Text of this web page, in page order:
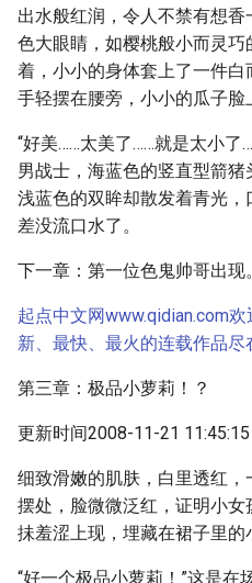
出水般红润，令人不禁有想
色大眼睛，如樱桃般小而灵
着，小小的身体套上了一件
手轻摆在腰旁，小小的瓜子脸
“好美……太美了……就是太小了
男战士，海蓝色的竖直型箭猪
浅蓝色的双眸却散发着青光
差没流口水了。
下一章：第一位色鬼帅哥出现。
起点中文网www.qidian.com
新、最快、最火的连载作品尽
第三章：极品小萝莉！？
更新时间2008-11-21
细致滑嫩的肌肤，白里透红
摆处，脸微微泛红，证明小
抺羞涩上现，埋藏在裙子里的
“好一个极品小萝莉！”这是在